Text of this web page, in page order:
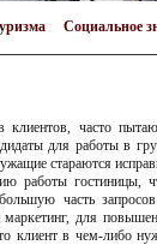
Социальное
часто
для работы в
стараются
работы
часть
для
клиент в чем-либо